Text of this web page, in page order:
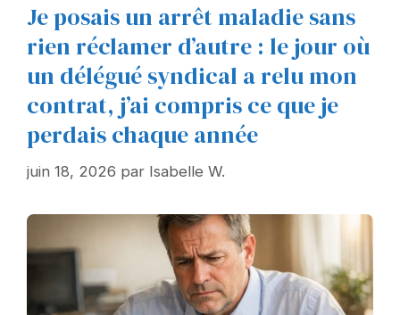
Je posais un arrêt maladie sans
rien réclamer d’autre : le jour où
un délégué syndical a relu mon
contrat, j’ai compris ce que je
perdais chaque année
juin 18, 2026 par Isabelle W.